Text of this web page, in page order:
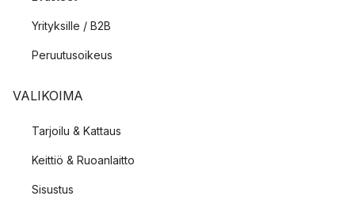
Yrityksille / B2B
Peruutusoikeus
VALIKOIMA
Tarjoilu & Kattaus
Keittiö & Ruoanlaitto
Sisustus